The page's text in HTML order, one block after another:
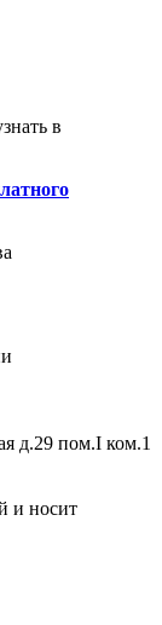
в
д.29 пом.I ком.1
и носит